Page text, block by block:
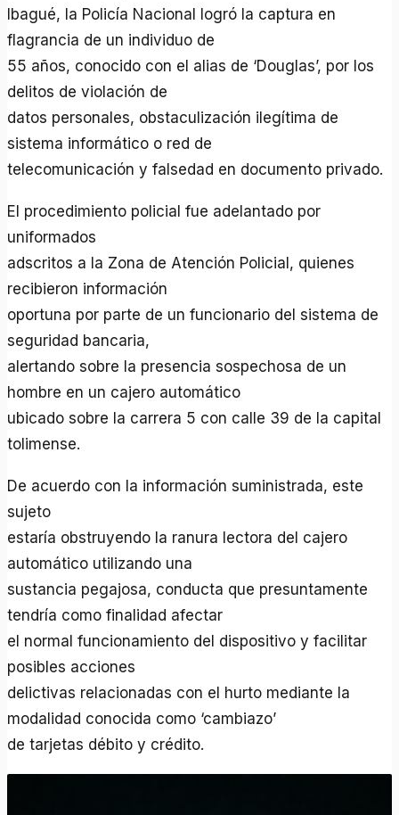
Ibagué, la Policía Nacional logró la captura en
flagrancia de un individuo de
55 años, conocido con el alias de ‘Douglas’, por los
delitos de violación de
datos personales, obstaculización ilegítima de
sistema informático o red de
telecomunicación y falsedad en documento privado.
El procedimiento policial fue adelantado por
uniformados
adscritos a la Zona de Atención Policial, quienes
recibieron información
oportuna por parte de un funcionario del sistema de
seguridad bancaria,
alertando sobre la presencia sospechosa de un
hombre en un cajero automático
ubicado sobre la carrera 5 con calle 39 de la capital
tolimense.
De acuerdo con la información suministrada, este
sujeto
estaría obstruyendo la ranura lectora del cajero
automático utilizando una
sustancia pegajosa, conducta que presuntamente
tendría como finalidad afectar
el normal funcionamiento del dispositivo y facilitar
posibles acciones
delictivas relacionadas con el hurto mediante la
modalidad conocida como ‘cambiazo’
de tarjetas débito y crédito.